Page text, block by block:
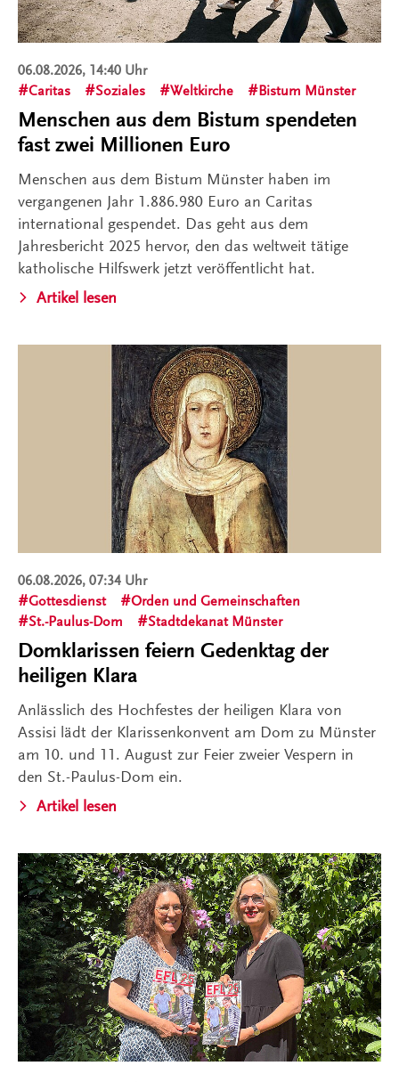
06.08.2026, 14:40 Uhr
Caritas
Soziales Weltkirche Bistum Münster
Menschen aus dem Bistum spendeten
fast zwei Millionen Euro
Menschen aus dem Bistum Münster haben im
vergangenen Jahr 1.886.980 Euro an Caritas
international gespendet. Das geht aus dem
Jahresbericht 2025 hervor, den das weltweit tätige
katholische Hilfswerk jetzt veröffentlicht hat.
Artikel lesen
06.08.2026, 07:34 Uhr
Gottesdienst
Orden und Gemeinschaften
St.-Paulus-Dom
Stadtdekanat Münster
Domklarissen feiern Gedenktag der
heiligen Klara
Anlässlich des Hochfestes der heiligen Klara von
Assisi lädt der Klarissenkonvent am Dom zu Münster
am 10. und 11. August zur Feier zweier Vespern in
den St.-Paulus-Dom ein.
Artikel lesen